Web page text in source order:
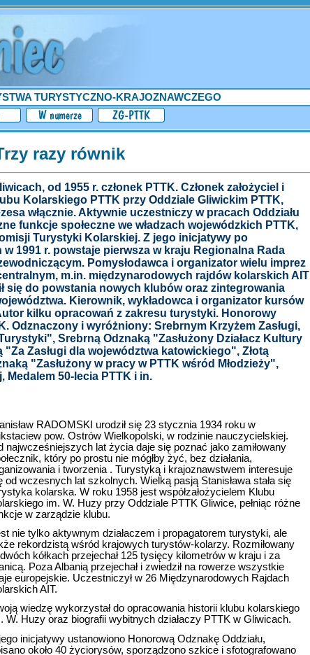
TURYSTYCZNO-KRAJOZNAWCZEGO
razy równik
od 1955 r. członek PTTK. Członek założyciel i
Kolarskiego PTTK przy Oddziale Gliwickim PTTK,
włącznie. Aktywnie uczestniczy w pracach Oddziału
funkcje społeczne we władzach wojewódzkich PTTK,
Turystyki Kolarskiej. Z jego inicjatywy po
1991 r. powstaje pierwsza w kraju Regionalna Rada
Pomysłodawca i organizator wielu imprez
m.in. międzynarodowych rajdów kolarskich AIT
się do powstania nowych klubów oraz zintegrowania
Kierownik, wykładowca i organizator kursów
kilku opracowań z zakresu turystyki. Honorowy
Odznaczony i wyróżniony: Srebrnym Krzyżem Zasługi,
Srebrną Odznaką "Zasłużony Działacz Kultury
"Za Zasługi dla województwa katowickiego", Złotą
"Zasłużony w pracy w PTTK wśród Młodzieży",
Medalem 50-lecia PTTK i in.
RADOMSKI urodził się 23 stycznia 1934 roku w
pow. Ostrów Wielkopolski, w rodzinie nauczycielskiej.
najwcześniejszych lat życia daje się poznać jako zamiłowany
który po prostu nie mógłby żyć, bez działania,
i tworzenia . Turystyką i krajoznawstwem interesuje
od wczesnych lat szkolnych. Wielką pasją Stanisława stała się
kolarska. W roku 1958 jest współzałożycielem Klubu
im. W. Huzy przy Oddziale PTTK Gliwice, pełniąc różne
w zarządzie klubu.
nie tylko aktywnym działaczem i propagatorem turystyki, ale
rekordzistą wśród krajowych turystów-kolarzy. Rozmiłowany
kółkach przejechał 125 tysięcy kilometrów w kraju i za
Poza Albanią przejechał i zwiedził na rowerze wszystkie
europejskie. Uczestniczył w 26 Międzynarodowych Rajdach
AIT.
wiedzę wykorzystał do opracowania historii klubu kolarskiego
W. Huzy oraz biografii wybitnych działaczy PTTK w Gliwicach.
inicjatywy ustanowiono Honorową Odznakę Oddziału,
około 40 życiorysów, sporządzono szkice i sfotografowano